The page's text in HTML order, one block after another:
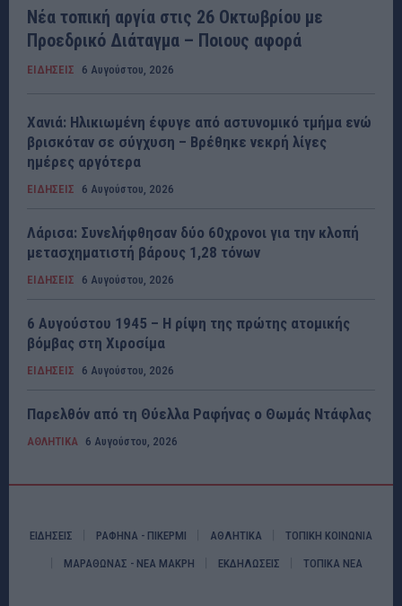
Νέα τοπική αργία στις 26 Οκτωβρίου με
Προεδρικό Διάταγμα – Ποιους αφορά
ΕΙΔΗΣΕΙΣ 6 Αυγούστου, 2026
Χανιά: Ηλικιωμένη έφυγε από αστυνομικό τμήμα ενώ
βρισκόταν σε σύγχυση – Βρέθηκε νεκρή λίγες
ημέρες αργότερα
ΕΙΔΗΣΕΙΣ 6 Αυγούστου, 2026
Λάρισα: Συνελήφθησαν δύο 60χρονοι για την κλοπή
μετασχηματιστή βάρους 1,28 τόνων
ΕΙΔΗΣΕΙΣ 6 Αυγούστου, 2026
6 Αυγούστου 1945 – Η ρίψη της πρώτης ατομικής
βόμβας στη Χιροσίμα
ΕΙΔΗΣΕΙΣ 6 Αυγούστου, 2026
Παρελθόν από τη Θύελλα Ραφήνας ο Θωμάς Ντάφλας
ΑΘΛΗΤΙΚΑ 6 Αυγούστου, 2026
ΕΙΔΗΣΕΙΣ ΡΑΦΗΝΑ - ΠΙΚΕΡΜΙ ΑΘΛΗΤΙΚΑ ΤΟΠΙΚΗ ΚΟΙΝΩΝΙΑ
ΜΑΡΑΘΩΝΑΣ - ΝΕΑ ΜΑΚΡΗ ΕΚΔΗΛΩΣΕΙΣ ΤΟΠΙΚΑ ΝΕΑ